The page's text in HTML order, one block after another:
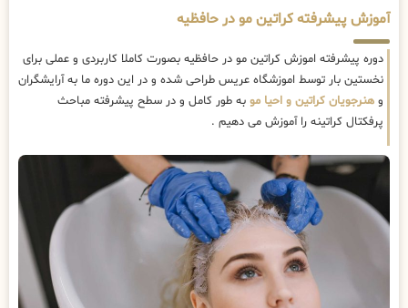
آموزش پیشرفته کراتین مو در حافظیه
دوره پیشرفته اموزش کراتین مو در حافظیه بصورت کاملا کاربردی و عملی برای
نخستین بار توسط اموزشگاه عریس طراحی شده و در این دوره ما به آرایشگران
و هنرجویان کراتین و احیا مو به طور کامل و در سطح پیشرفته مباحث
پرفکتال کراتینه را آموزش می دهیم .